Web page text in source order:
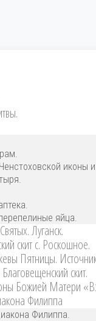
иконы
яйца.
Луганск.
скит с. Роскошное.
Пятницы.
скит.
Божией Матери
Филиппа
Филиппа.